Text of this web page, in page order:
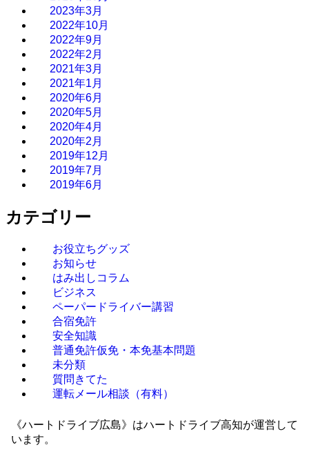
2023年3月
2022年10月
2022年9月
2022年2月
2021年3月
2021年1月
2020年6月
2020年5月
2020年4月
2020年2月
2019年12月
2019年7月
2019年6月
カテゴリー
お役立ちグッズ
お知らせ
はみ出しコラム
ビジネス
ペーパードライバー講習
合宿免許
安全知識
普通免許仮免・本免基本問題
未分類
質問きてた
運転メール相談（有料）
《ハートドライブ広島》はハートドライブ高知が運営して
います。